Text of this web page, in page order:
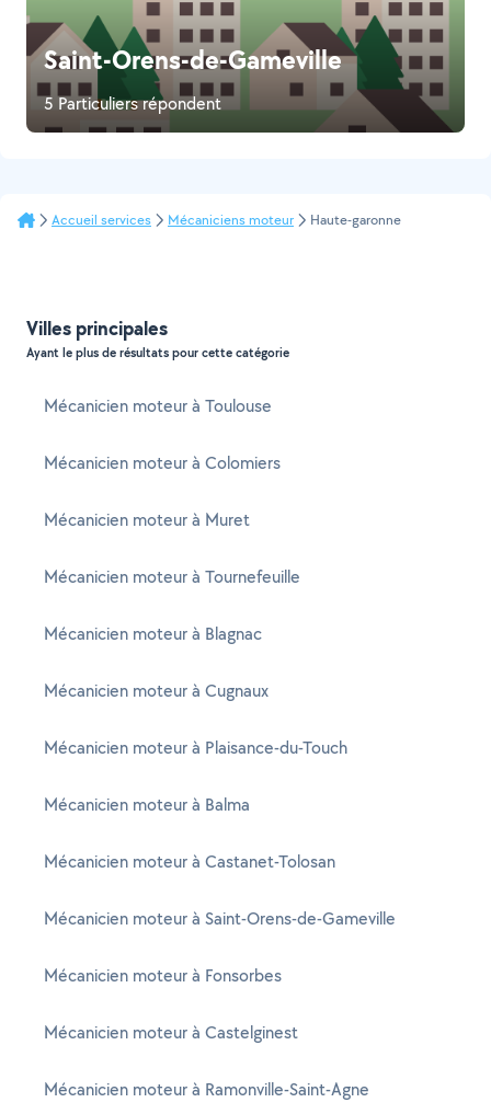
Saint-Orens-de-Gameville
5 Particuliers répondent
Accueil services Mécaniciens moteur Haute-garonne
Villes principales
Ayant le plus de résultats pour cette catégorie
Mécanicien moteur à Toulouse
Mécanicien moteur à Colomiers
Mécanicien moteur à Muret
Mécanicien moteur à Tournefeuille
Mécanicien moteur à Blagnac
Mécanicien moteur à Cugnaux
Mécanicien moteur à Plaisance-du-Touch
Mécanicien moteur à Balma
Mécanicien moteur à Castanet-Tolosan
Mécanicien moteur à Saint-Orens-de-Gameville
Mécanicien moteur à Fonsorbes
Mécanicien moteur à Castelginest
Mécanicien moteur à Ramonville-Saint-Agne